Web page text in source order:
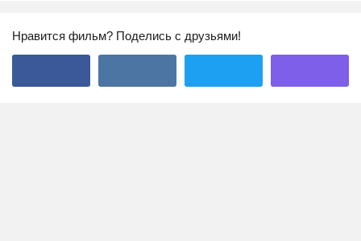
Нравится фильм? Поделись с друзьями!